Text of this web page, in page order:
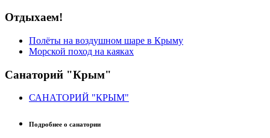
Отдыхаем!
Полёты на воздушном шаре в Крыму
Морской поход на каяках
Санаторий "Крым"
САНАТОРИЙ "КРЫМ"
Подробнее о санатории